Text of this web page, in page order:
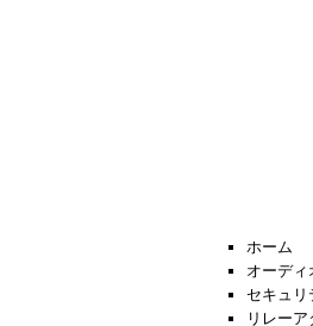
ホーム
オーディ
セキュリ
リレー